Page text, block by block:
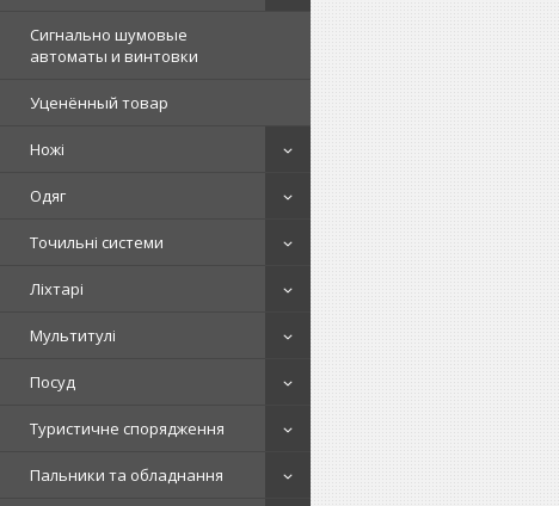
Сигнально шумовые
автоматы и винтовки
Уценённый товар
Ножі
Одяг
Точильні системи
Ліхтарі
Мультитулі
Посуд
Туристичне спорядження
Пальники та обладнання